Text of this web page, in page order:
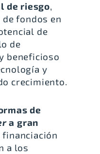
de riesgo,
fondos en
de
de
beneficioso
y
crecimiento.
de
a gran
financiación
a los